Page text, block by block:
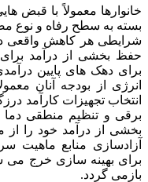
خانوارها معمولاً با قبض
بسته به سطح رفاه و نوع
شرایطی هر کاهش واقعی
حفظ بخشی از درآمد
برای دهک های پایین
انرژی از بودجه آنان
انتخاب تجهیزات کارآمد
برقی و تنظیم منطقی دما
بخشی از درآمد خود را
آزادسازی منابع ماهیت
برای بهینه سازی خرج می
بازمی گردد.